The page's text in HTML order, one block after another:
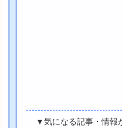
▼気になる記事・情報